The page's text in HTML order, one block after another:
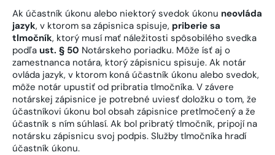
Ak účastník úkonu alebo niektorý svedok úkonu neovláda
jazyk, v ktorom sa zápisnica spisuje, priberie sa
tlmočník, ktorý musí mať náležitosti spôsobilého svedka
podľa ust. § 50 Notárskeho poriadku. Môže ísť aj o
zamestnanca notára, ktorý zápisnicu spisuje. Ak notár
ovláda jazyk, v ktorom koná účastník úkonu alebo svedok,
môže notár upustiť od pribratia tlmočníka. V závere
notárskej zápisnice je potrebné uviesť doložku o tom, že
účastníkovi úkonu bol obsah zápisnice pretlmočený a že
účastník s ním súhlasí. Ak bol pribratý tlmočník, pripojí na
notársku zápisnicu svoj podpis. Služby tlmočníka hradí
účastník úkonu.